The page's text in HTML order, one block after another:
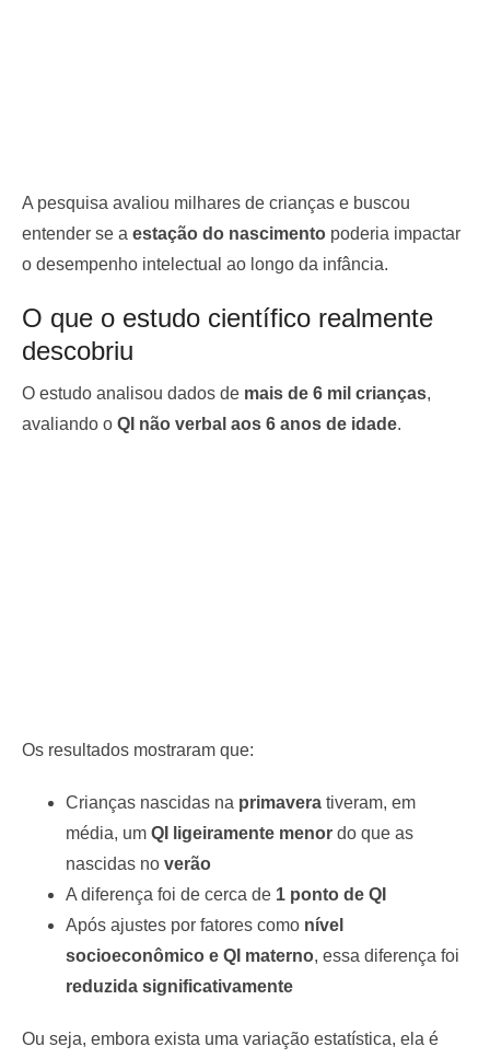
A pesquisa avaliou milhares de crianças e buscou
entender se a estação do nascimento poderia impactar
o desempenho intelectual ao longo da infância.
O que o estudo científico realmente
descobriu
O estudo analisou dados de mais de 6 mil crianças,
avaliando o QI não verbal aos 6 anos de idade.
Os resultados mostraram que:
Crianças nascidas na primavera tiveram, em
média, um QI ligeiramente menor do que as
nascidas no verão
A diferença foi de cerca de 1 ponto de QI
Após ajustes por fatores como nível
socioeconômico e QI materno, essa diferença foi
reduzida significativamente
Ou seja, embora exista uma variação estatística, ela é